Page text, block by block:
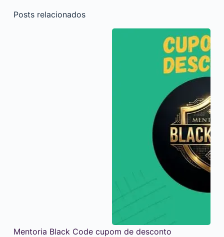
Posts relacionados
Mentoria Black Code cupom de desconto